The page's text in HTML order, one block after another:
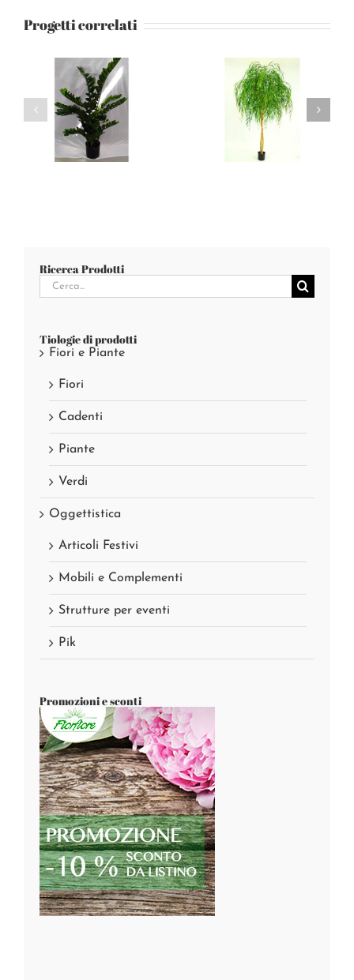
Progetti correlati
Ricerca Prodotti
Cerca
per:
Tiologie di prodotti
Fiori e Piante
Fiori
Cadenti
Piante
Verdi
Oggettistica
Articoli Festivi
Mobili e Complementi
Strutture per eventi
Pik
Promozioni e sconti